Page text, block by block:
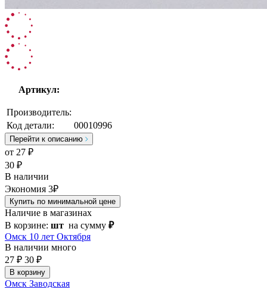
Артикул:
Производитель:
Код детали:
00010996
Перейти к описанию
от 27 ₽
30 ₽
В наличии
Экономия 3₽
Купить по минимальной цене
Наличие в магазинах
В корзине: шт на сумму ₽
Омск 10 лет Октября
В наличии много
27 ₽ 30 ₽
В корзину
Омск Заводская